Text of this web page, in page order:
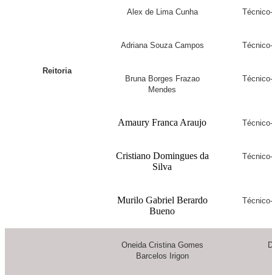
Reitoria
Alex de Lima Cunha
Adriana Souza Campos
Bruna Borges Frazao
Mendes
Amaury Franca Araujo
Cristiano Domingues da
Silva
Murilo Gabriel Berardo
Bueno
Oneida Cristina Gomes
Barcelos Irigon